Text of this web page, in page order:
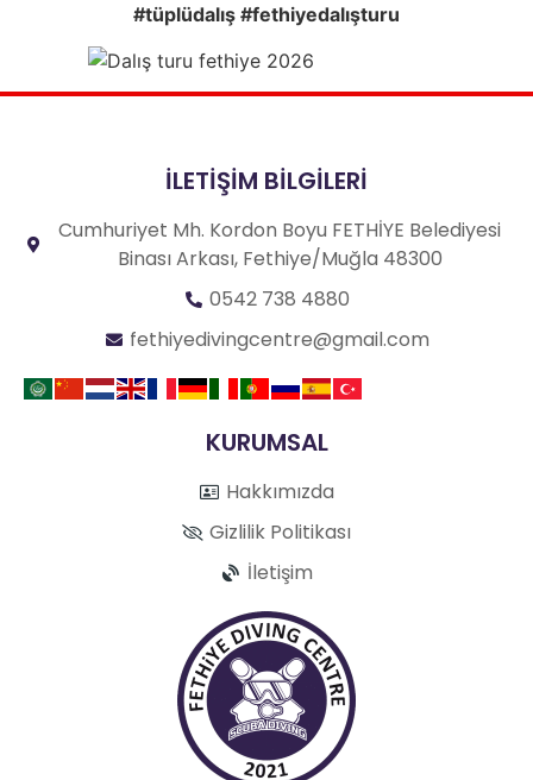
#tüplüdalış #fethiyedalışturu
İLETİŞİM BİLGİLERİ
Cumhuriyet Mh. Kordon Boyu FETHİYE Belediyesi
Binası Arkası, Fethiye/Muğla 48300
0542 738 4880
fethiyedivingcentre@gmail.com
KURUMSAL
Hakkımızda
Gizlilik Politikası
İletişim